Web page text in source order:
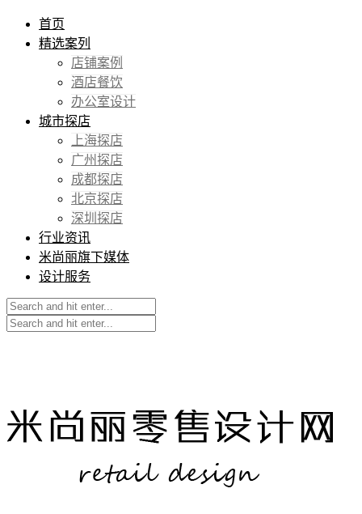
首页
精选案列
店铺案例
酒店餐饮
办公室设计
城市探店
上海探店
广州探店
成都探店
北京探店
深圳探店
行业资讯
米尚丽旗下媒体
设计服务